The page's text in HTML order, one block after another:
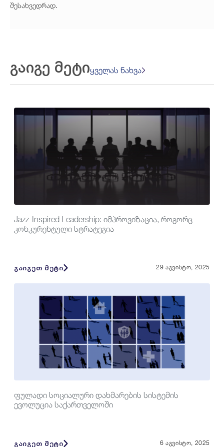
შესახვედრად.
გაიგე მეტიყველას ნახვა
Jazz-Inspired Leadership: იმპროვიზაცია, როგორც
კონკურენტული სტრატეგია
გაიგეთ მეტი 29 აგვისტო, 2025
ფულადი სოციალური დახმარების სისტემის
ევოლუცია საქართველოში
გაიგეთ მეტი 6 აგვისტო, 2025